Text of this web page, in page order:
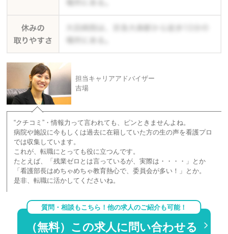
担当キャリアアドバイザー
吉場
“クチコミ”・情報力って言われても、ピンときませんよね。
病院や施設に今もしくは過去に在籍していた方の生の声を看護プロ
では収集しています。
これが、転職にとっても役に立つんです。
たとえば、「残業ゼロとは言っているが、実際は・・・・」とか
「看護部長はめちゃめちゃ教育熱心で、委員会が多い！」とか。
是非、転職に活かしてくださいね。
質問・相談もこちら！他の求人のご紹介も可能！
（無料）この求人に問い合わせる